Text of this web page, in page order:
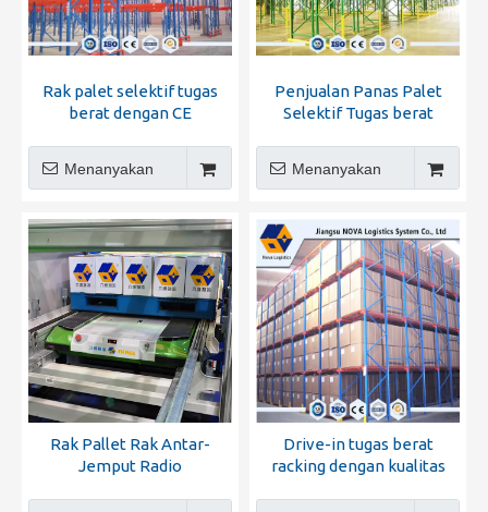
Rak palet selektif tugas
berat dengan CE
Menanyakan
Penjualan Panas Palet
Selektif Tugas berat
Menanyakan
Rak Pallet Rak Antar-
Jemput Radio
Drive-in tugas berat
racking dengan kualitas